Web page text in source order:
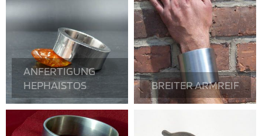
ANFERTIGUNG
HEPHAISTOS
BREITER ARMREIF